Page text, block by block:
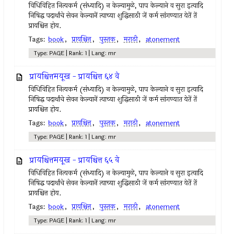
विधिविहित नित्‍यकर्म (संध्यादि) न केल्‍यामुळे, पाप केल्याने व सुरा इत्‍यादि
निषिद्ध पदार्थांचे सेवन केल्‍यानें त्‍याच्या शुद्धिसाठी जें कर्म सांगण्यात येतें तें
प्रायश्चित्त होय.
Tags: book, प्रायश्चित्त, पुस्तक, मराठी, atonement
Type: PAGE | Rank: 1 | Lang: mr
प्रायश्चित्तमयूख - प्रायश्चित्त ६४ वे
विधिविहित नित्‍यकर्म (संध्यादि) न केल्‍यामुळे, पाप केल्याने व सुरा इत्‍यादि
निषिद्ध पदार्थांचे सेवन केल्‍यानें त्‍याच्या शुद्धिसाठी जें कर्म सांगण्यात येतें तें
प्रायश्चित्त होय.
Tags: book, प्रायश्चित्त, पुस्तक, मराठी, atonement
Type: PAGE | Rank: 1 | Lang: mr
प्रायश्चित्तमयूख - प्रायश्चित्त ६५ वे
विधिविहित नित्‍यकर्म (संध्यादि) न केल्‍यामुळे, पाप केल्याने व सुरा इत्‍यादि
निषिद्ध पदार्थांचे सेवन केल्‍यानें त्‍याच्या शुद्धिसाठी जें कर्म सांगण्यात येतें तें
प्रायश्चित्त होय.
Tags: book, प्रायश्चित्त, पुस्तक, मराठी, atonement
Type: PAGE | Rank: 1 | Lang: mr